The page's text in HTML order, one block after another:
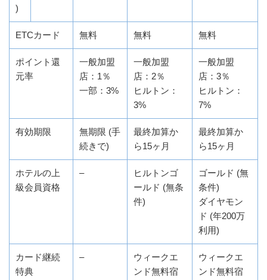
)
ETCカード 無料 無料 無料
ポイント還
元率
一般加盟
店：1％
一部：3%
一般加盟
店：2％
ヒルトン：
3%
一般加盟
店：3％
ヒルトン：
7%
有効期限
無期限 (手
続きで)
最終加算か
ら15ヶ月
最終加算か
ら15ヶ月
ホテルの上
級会員資格
–
ヒルトンゴ
ールド (無条
件)
ゴールド (無
条件)
ダイヤモン
ド (年200万
利用)
カード継続
特典
–
ウィークエ
ンド無料宿
ウィークエ
ンド無料宿